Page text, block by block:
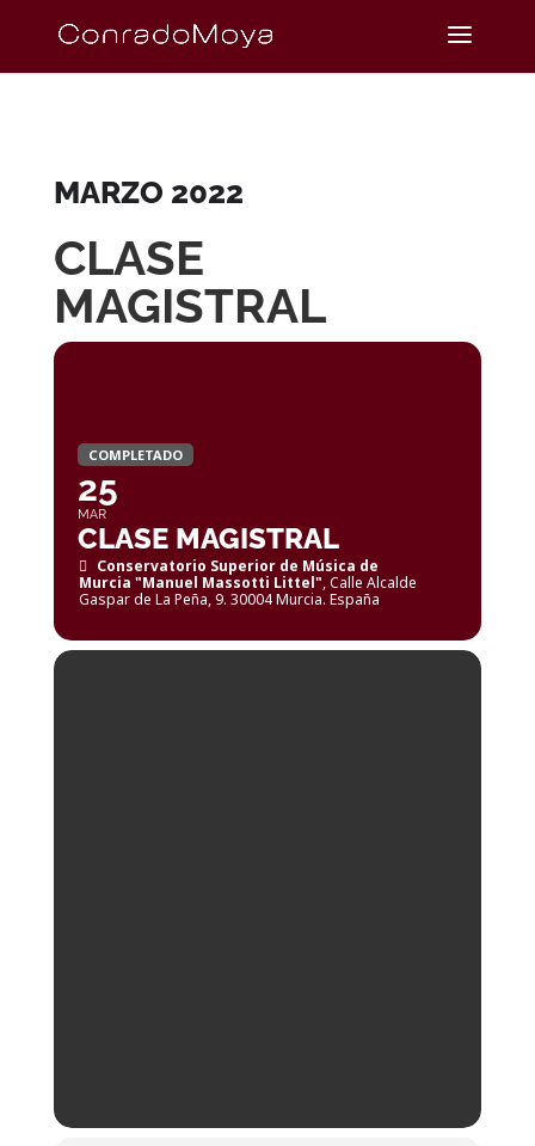
MARZO 2022
CLASE
MAGISTRAL
COMPLETADO
25
MAR
CLASE MAGISTRAL
Conservatorio Superior de Música de
Murcia "Manuel Massotti Littel", Calle Alcalde
Gaspar de La Peña, 9. 30004 Murcia. España